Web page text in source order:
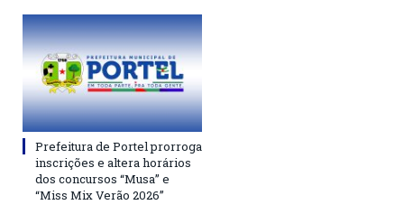
Prefeitura de Portel prorroga
inscrições e altera horários
dos concursos “Musa” e
“Miss Mix Verão 2026”